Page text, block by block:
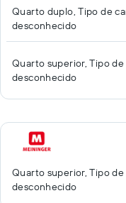
Quarto duplo, Tipo de
desconhecido
Quarto superior, Tipo de
desconhecido
Quarto superior, Tipo de
desconhecido